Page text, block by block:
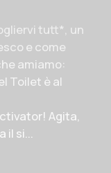
tutt*, un
e come
amiamo:
Toilet è al
Agita,
il si...